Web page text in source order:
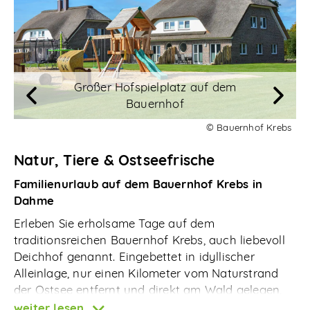
Ostsee! Bei Buchung der Green-Rate (jetzt schon
ab 3 Übernachtungen) sparen Sie sogar doppelt!7
Nächte im Doppelzimmer schon ab 352,24 €pro
Person.
Mehr Infos
Großer Hofspielplatz auf dem
Bauernhof
© Bauernhof Krebs
Moderne Reetdachdoppelhäuser
Natur, Tiere & Ostseefrische
Familienurlaub auf dem Bauernhof Krebs in
Dahme
Erleben Sie erholsame Tage auf dem
traditionsreichen Bauernhof Krebs, auch liebevoll
Deichhof genannt. Eingebettet in idyllischer
Alleinlage, nur einen Kilometer vom Naturstrand
der Ostsee entfernt und direkt am Wald gelegen,
finden Familien hier die perfekte Kombination aus